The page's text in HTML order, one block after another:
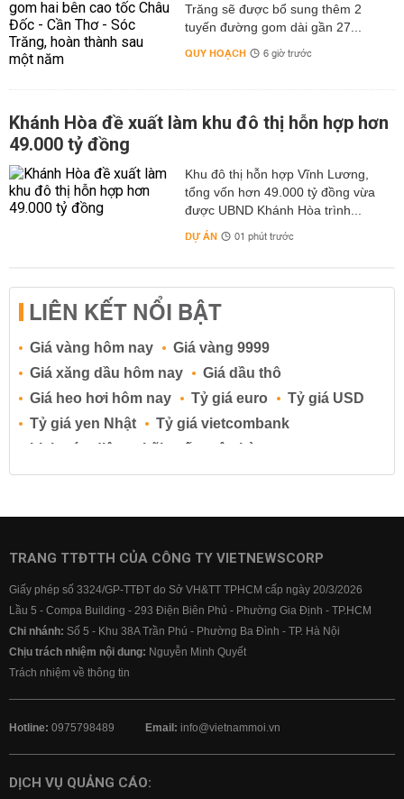
Trăng sẽ được bổ sung thêm 2
tuyến đường gom dài gần 27...
QUY HOẠCH 6 giờ trước
Khánh Hòa đề xuất làm khu đô thị hỗn hợp hơn
49.000 tỷ đồng
Khu đô thị hỗn hợp Vĩnh Lương,
tổng vốn hơn 49.000 tỷ đồng vừa
được UBND Khánh Hòa trình...
DỰ ÁN 01 phút trước
LIÊN KẾT NỔI BẬT
Giá vàng hôm nay
Giá vàng 9999
Giá xăng dầu hôm nay
Giá dầu thô
Giá heo hơi hôm nay
Tỷ giá euro
Tỷ giá USD
Tỷ giá yen Nhật
Tỷ giá vietcombank
Lịch cúp điện
Lãi suất ngân hàng
Lãi suất tiết kiệm
Lãi suất tiền gửi
Lãi suất ngân hàng BIDV
Lãi suất ngân hàng Vietcombank
TRANG TTĐTTH CỦA CÔNG TY VIETNEWSCORP
Giấy phép số 3324/GP-TTĐT do Sở VH&TT TPHCM cấp ngày 20/3/2026
Lầu 5 - Compa Building - 293 Điện Biên Phủ - Phường Gia Định - TP.HCM
Chi nhánh: Số 5 - Khu 38A Trần Phú - Phường Ba Đình - TP. Hà Nội
Chịu trách nhiệm nội dung: Nguyễn Minh Quyết
Trách nhiệm về thông tin
Hotline: 0975798489 Email: info@vietnammoi.vn
DỊCH VỤ QUẢNG CÁO: